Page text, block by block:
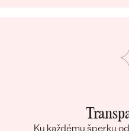
Ku každému šperku